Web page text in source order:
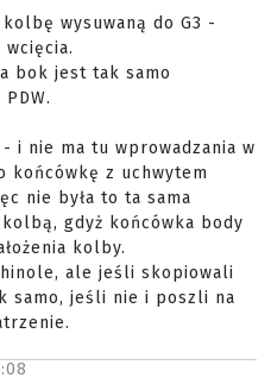
kolbę wysuwaną do G3 -
bok jest tak samo
i nie ma tu wprowadzania w
końcówkę z uchwytem
nie była to ta sama
gdyż końcówka body
kolby.
ale jeśli skopiowali
samo, jeśli nie i poszli na